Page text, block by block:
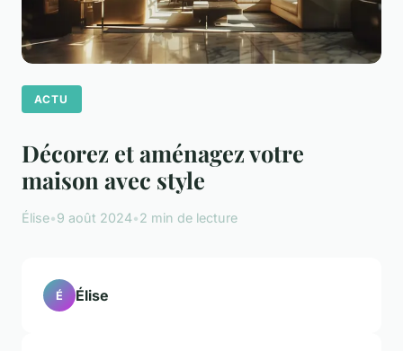
ACTU
Décorez et aménagez votre
maison avec style
Élise•9 août 2024•2 min de lecture
É Élise